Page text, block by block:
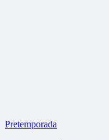
Pretemporada